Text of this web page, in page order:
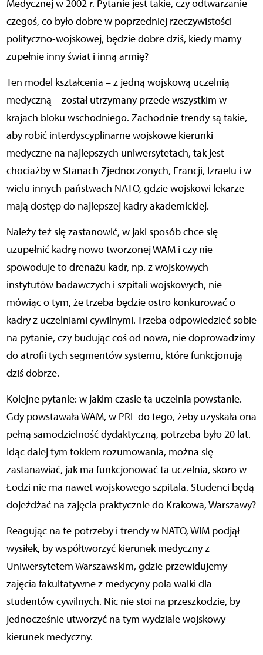
Medycznej w 2002 r. Pytanie jest takie, czy odtwarzanie
czegoś, co było dobre w poprzedniej rzeczywistości
polityczno-wojskowej, będzie dobre dziś, kiedy mamy
zupełnie inny świat i inną armię?
Ten model kształcenia – z jedną wojskową uczelnią
medyczną – został utrzymany przede wszystkim w
krajach bloku wschodniego. Zachodnie trendy są takie,
aby robić interdyscyplinarne wojskowe kierunki
medyczne na najlepszych uniwersytetach, tak jest
chociażby w Stanach Zjednoczonych, Francji, Izraelu i w
wielu innych państwach NATO, gdzie wojskowi lekarze
mają dostęp do najlepszej kadry akademickiej.
Należy też się zastanowić, w jaki sposób chce się
uzupełnić kadrę nowo tworzonej WAM i czy nie
spowoduje to drenażu kadr, np. z wojskowych
instytutów badawczych i szpitali wojskowych, nie
mówiąc o tym, że trzeba będzie ostro konkurować o
kadry z uczelniami cywilnymi. Trzeba odpowiedzieć sobie
na pytanie, czy budując coś od nowa, nie doprowadzimy
do atrofii tych segmentów systemu, które funkcjonują
dziś dobrze.
Kolejne pytanie: w jakim czasie ta uczelnia powstanie.
Gdy powstawała WAM, w PRL do tego, żeby uzyskała ona
pełną samodzielność dydaktyczną, potrzeba było 20 lat.
Idąc dalej tym tokiem rozumowania, można się
zastanawiać, jak ma funkcjonować ta uczelnia, skoro w
Łodzi nie ma nawet wojskowego szpitala. Studenci będą
dojeżdżać na zajęcia praktycznie do Krakowa, Warszawy?
Reagując na te potrzeby i trendy w NATO, WIM podjął
wysiłek, by współtworzyć kierunek medyczny z
Uniwersytetem Warszawskim, gdzie przewidujemy
zajęcia fakultatywne z medycyny pola walki dla
studentów cywilnych. Nic nie stoi na przeszkodzie, by
jednocześnie utworzyć na tym wydziale wojskowy
kierunek medyczny.